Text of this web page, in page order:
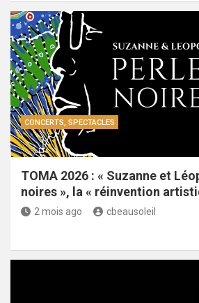
CONCERTS, SPECTACLES
TOMA 2026 : « Suzanne et
noires », la « réinvention
2 mois ago cbeausoleil